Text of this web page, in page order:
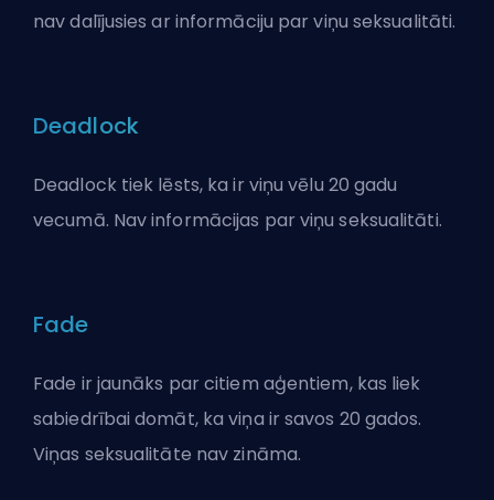
nav dalījusies ar informāciju par viņu seksualitāti.
Deadlock
Deadlock tiek lēsts, ka ir viņu vēlu 20 gadu
vecumā. Nav informācijas par viņu seksualitāti.
Fade
Fade ir jaunāks par citiem aģentiem, kas liek
sabiedrībai domāt, ka viņa ir savos 20 gados.
Viņas seksualitāte nav zināma.